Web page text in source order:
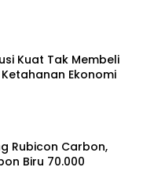
Kuat Tak Membeli
Ekonomi
Rubicon Carbon,
Biru 70.000